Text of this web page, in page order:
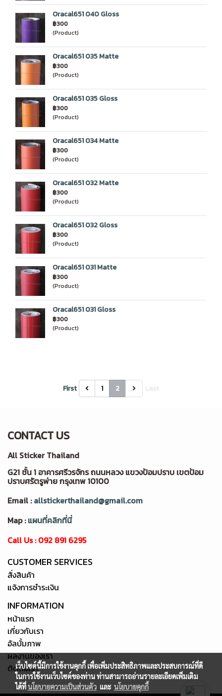
Oracal651 040 Gloss
฿300
(Product)
Oracal651 035 Matte
฿300
(Product)
Oracal651 035 Gloss
฿300
(Product)
Oracal651 034 Matte
฿300
(Product)
Oracal651 032 Matte
฿300
(Product)
Oracal651 032 Gloss
฿300
(Product)
Oracal651 031 Matte
฿300
(Product)
Oracal651 031 Gloss
฿300
(Product)
First 1 2
CONTACT US
All Sticker Thailand
G21 ชั้น 1 อาคารศรีวรจักร ถนนหลวง แขวงป้อมปราบ เขตป้อม
ปราบศรัตรูพ่าย กรุงเทพ 10100
Email :allstickerthailand@gmail.com
Map :แผนที่คลิกที่นี่
Call Us : 092 891 6295
CUSTOMER SERVICES
สั่งสินค้า
แจ้งการชำระเงิน
INFORMATION
หน้าแรก
เกี่ยวกับเรา
อัลบั้มภาพ
ผลงานของเรา
ติดต่อเรา
เว็บไซต์นี้มีการใช้งานคุกกี้ เพื่อเพิ่มประสิทธิภาพและประสบการณ์ที่ดี
ในการใช้งานเว็บไซต์ของท่าน ท่านสามารถอ่านรายละเอียดเพิ่มเติม
ได้ที่นโยบายความเป็นส่วนตัว และ นโยบายคุกกี้